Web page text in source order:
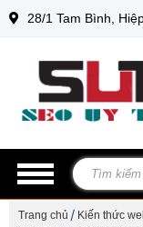
Trang chủ
Kiến thức
28/1 Tam Bình,